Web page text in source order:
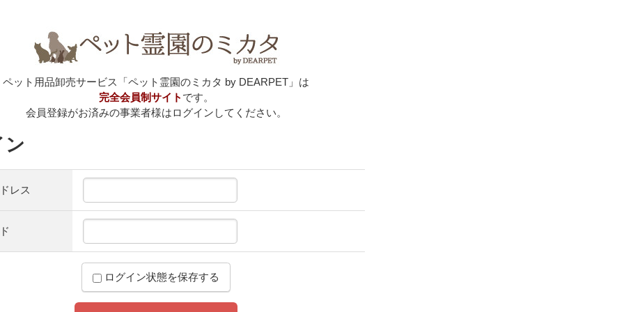
ペット用品卸売サービス「ペット霊園のミカタ by DEARPET」は
完全会員制サイト です。
会員登録がお済みの事業者様はログインしてください。
ン
レス
ログイン状態を保存する